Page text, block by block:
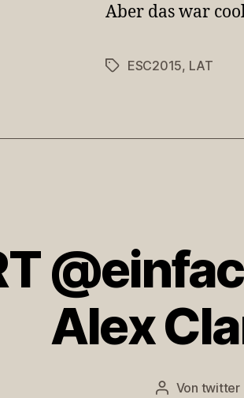
Aber das war
Schlagwörter
ESC2015, LAT
Alex
Beitragsautor
Von twitter